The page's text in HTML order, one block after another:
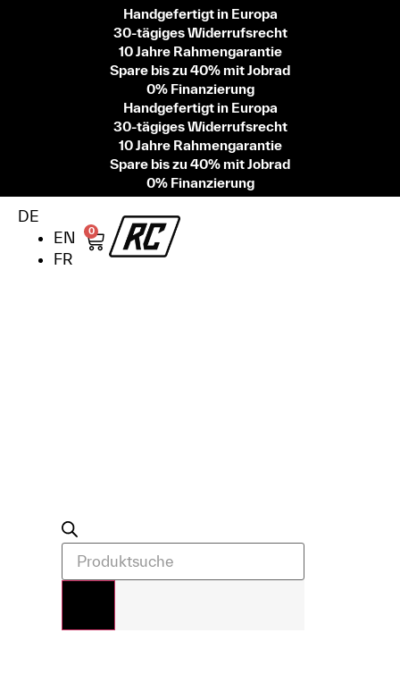
Handgefertigt in Europa
30-tägiges Widerrufsrecht
10 Jahre Rahmengarantie
Spare bis zu 40% mit Jobrad
0% Finanzierung
Handgefertigt in Europa
30-tägiges Widerrufsrecht
10 Jahre Rahmengarantie
Spare bis zu 40% mit Jobrad
0% Finanzierung
DE
EN
FR
0